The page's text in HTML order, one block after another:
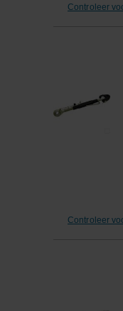
Controleer
Controleer